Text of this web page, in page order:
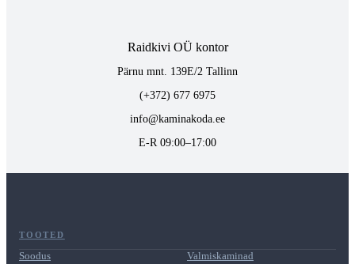
Raidkivi OÜ kontor
Pärnu mnt. 139E/2 Tallinn
(+372) 677 6975
info@kaminakoda.ee
E-R 09:00–17:00
TOOTED
Soodus
Valmiskaminad